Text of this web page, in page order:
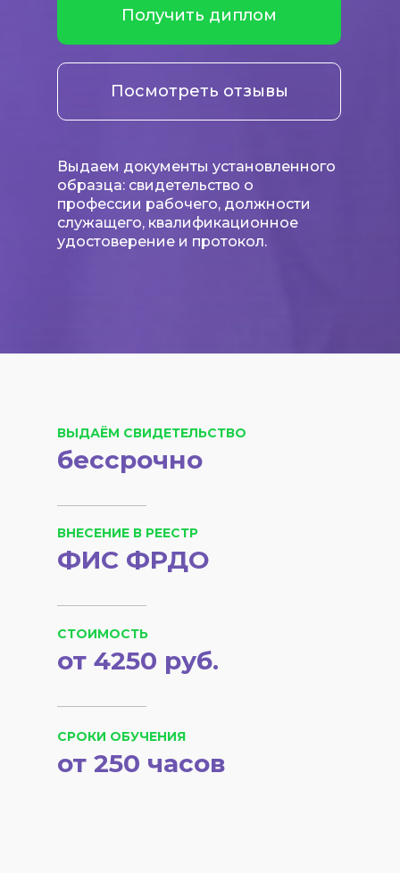
Получить диплом
Посмотреть отзывы
Выдаем документы установленного
образца: свидетельство о
профессии рабочего, должности
служащего, квалификационное
удостоверение и протокол.
ВЫДАЁМ СВИДЕТЕЛЬСТВО
бессрочно
ВНЕСЕНИЕ В РЕЕСТР
ФИС ФРДО
СРОКИ ОБУЧЕНИЯ
СТОИМОСТЬ
от 250 часов
от 4250 руб.